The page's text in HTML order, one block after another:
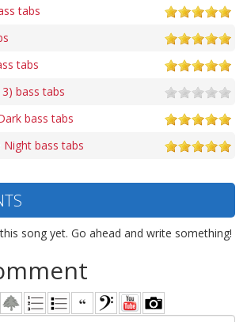
tabs
tabs
bass tabs
bass tabs
bass tabs
song yet. Go ahead and write something!